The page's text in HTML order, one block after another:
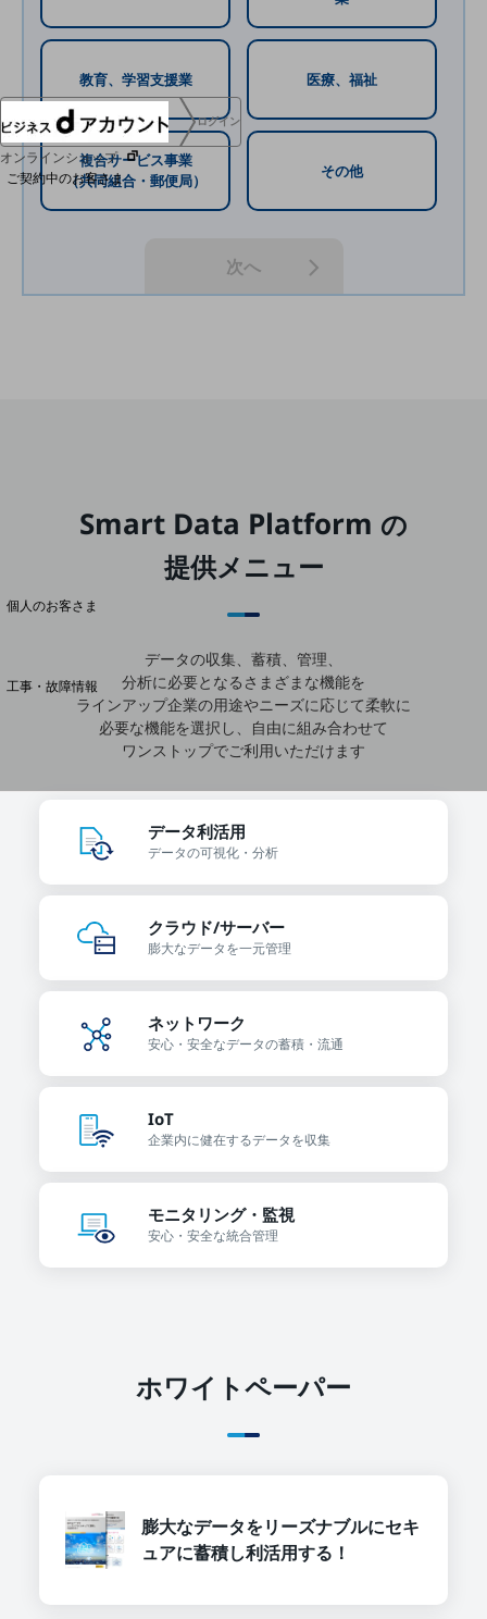
NTTドコモグループ
ログイン
オンラインショップ
ご契約中のお客さま
個人のお客さま
工事・故障情報
お客さまサポートサイト
SDPFナレッジセンター
教育、学習支援業 医療、福祉
複合サービス事業
（共同組合・郵便局）
その他
次へ
Smart Data Platform の
提供メニュー
データの収集、蓄積、管理、
分析に必要となるさまざまな機能を
ラインアップ企業の用途やニーズに応じて柔軟に
必要な機能を選択し、自由に組み合わせて
ワンストップでご利用いただけます
データ利活用
データの可視化・分析
クラウド/サーバー
膨大なデータを一元管理
ネットワーク
安心・安全なデータの蓄積・流通
IoT
企業内に健在するデータを収集
モニタリング・監視
安心・安全な統合管理
ホワイトペーパー
膨大なデータをリーズナブルにセキ
ュアに蓄積し利活用する！